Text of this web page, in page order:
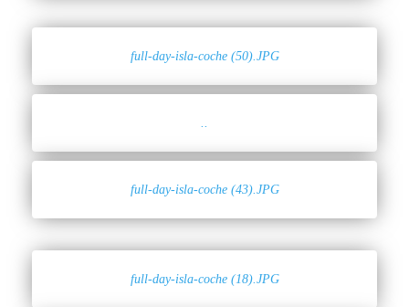
full-day-isla-coche (50).JPG
..
full-day-isla-coche (43).JPG
full-day-isla-coche (18).JPG